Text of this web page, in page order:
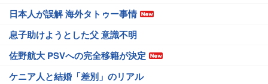
日本人が誤解 海外タトゥー事情
息子助けようとした父 意識不明
佐野航大 PSVへの完全移籍が決定
ケニア人と結婚「差別」のリアル